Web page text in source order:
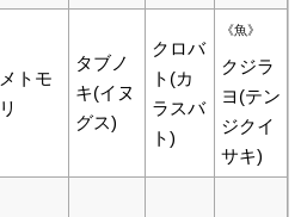
トモ
タブノ
キ(イヌ
グス)
クロバ
ト(カ
ラスバ
ト)
《魚》
クジラ
ヨ(テン
ジクイ
サキ)